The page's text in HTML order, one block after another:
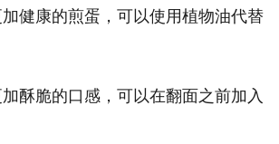
康的煎蛋，可以使用植物油代替
脆的口感，可以在翻面之前加入